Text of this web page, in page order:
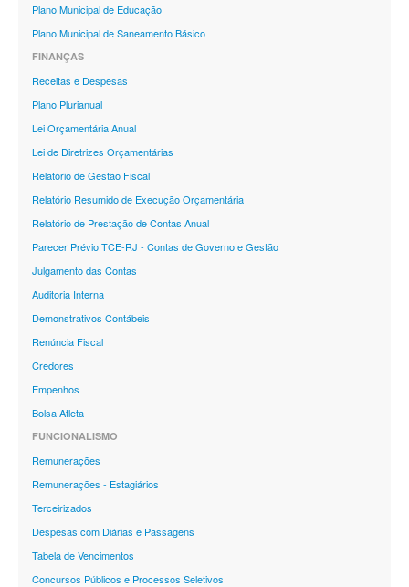
Plano Municipal de Educação
Plano Municipal de Saneamento Básico
FINANÇAS
Receitas e Despesas
Plano Plurianual
Lei Orçamentária Anual
Lei de Diretrizes Orçamentárias
Relatório de Gestão Fiscal
Relatório Resumido de Execução Orçamentária
Relatório de Prestação de Contas Anual
Parecer Prévio TCE-RJ - Contas de Governo e Gestão
Julgamento das Contas
Auditoria Interna
Demonstrativos Contábeis
Renúncia Fiscal
Credores
Empenhos
Bolsa Atleta
FUNCIONALISMO
Remunerações
Remunerações - Estagiários
Terceirizados
Despesas com Diárias e Passagens
Tabela de Vencimentos
Concursos Públicos e Processos Seletivos